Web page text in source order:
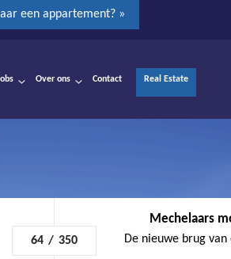
een appartement? »
Over ons Contact Real Estate
64 / 350
Mechelaars
De nieuwe brug